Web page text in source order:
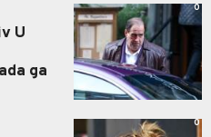
U
ga
0
0